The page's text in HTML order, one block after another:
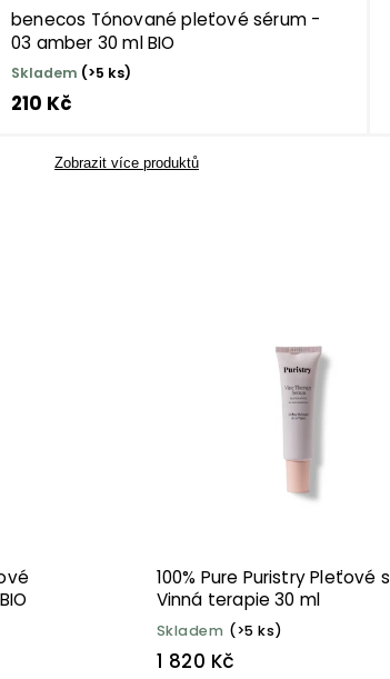
benecos Tónované pleťové sérum -
03 amber 30 ml BIO
Skladem (>5 ks)
210 Kč
Zobrazit více produktů
100% Pure Puristry Pleťové
Vinná terapie 30 ml
Skladem (>5 ks)
1 820 Kč